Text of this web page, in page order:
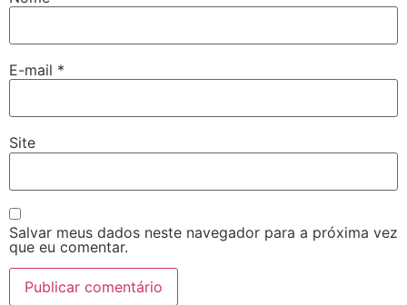
E-mail *
Site
Salvar meus dados neste navegador para a próxima vez
que eu comentar.